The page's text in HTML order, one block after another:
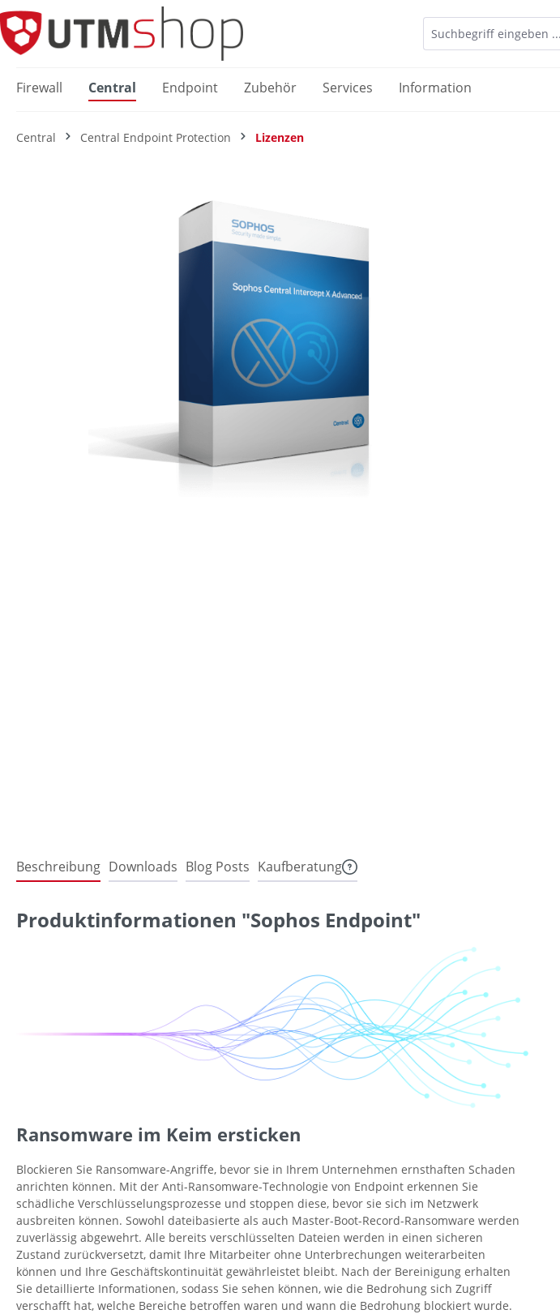
Zur Hauptnavigation springen
Firewall Central Endpoint Zubehör Services Information
Central Central Endpoint Protection Lizenzen
Beschreibung Downloads Blog Posts Kaufberatung
Produktinformationen "Sophos Endpoint"
Ransomware im Keim ersticken
Blockieren Sie Ransomware-Angriffe, bevor sie in Ihrem Unternehmen ernsthaften Schaden
anrichten können. Mit der Anti-Ransomware-Technologie von Endpoint erkennen Sie
schädliche Verschlüsselungsprozesse und stoppen diese, bevor sie sich im Netzwerk
ausbreiten können. Sowohl dateibasierte als auch Master-Boot-Record-Ransomware werden
zuverlässig abgewehrt. Alle bereits verschlüsselten Dateien werden in einen sicheren
Zustand zurückversetzt, damit Ihre Mitarbeiter ohne Unterbrechungen weiterarbeiten
können und Ihre Geschäftskontinuität gewährleistet bleibt. Nach der Bereinigung erhalten
Sie detaillierte Informationen, sodass Sie sehen können, wie die Bedrohung sich Zugriff
verschafft hat, welche Bereiche betroffen waren und wann die Bedrohung blockiert wurde.